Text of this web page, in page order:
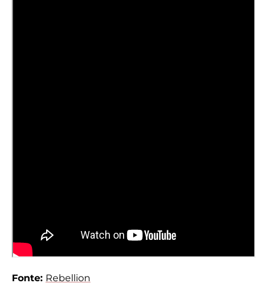
Fonte: Rebellion